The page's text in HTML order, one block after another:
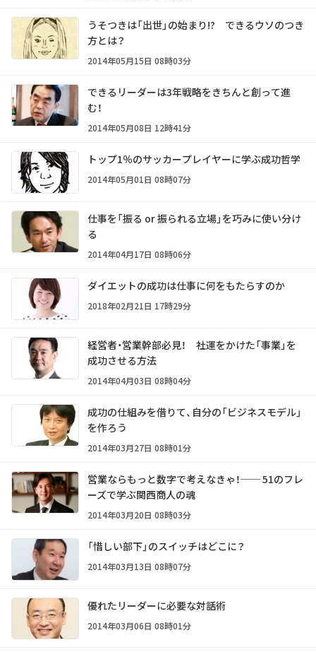
うそつきは「出世」の始まり!? できるウソのつき
方とは？
2014年05月15日 08時03分
できるリーダーは3年戦略をきちんと創って進
む！
2014年05月08日 12時41分
トップ1％のサッカープレイヤーに学ぶ成功哲学
2014年05月01日 08時07分
仕事を「振る or 振られる立場」を巧みに使い分け
る
2014年04月17日 08時06分
ダイエットの成功は仕事に何をもたらすのか
2018年02月21日 17時29分
経営者・営業幹部必見！ 社運をかけた「事業」を
成功させる方法
2014年04月03日 08時04分
成功の仕組みを借りて、自分の「ビジネスモデル」
を作ろう
2014年03月27日 08時01分
営業ならもっと数字で考えなきゃ！── 51のフレ
ーズで学ぶ関西商人の魂
2014年03月20日 08時03分
「惜しい部下」のスイッチはどこに？
2014年03月13日 08時07分
優れたリーダーに必要な対話術
2014年03月06日 08時01分